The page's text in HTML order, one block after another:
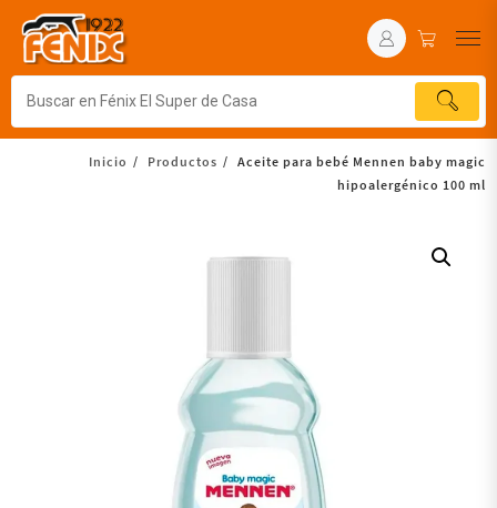
Inicio Productos
Aceite para bebé Mennen baby magic
hipoalergénico 100 ml